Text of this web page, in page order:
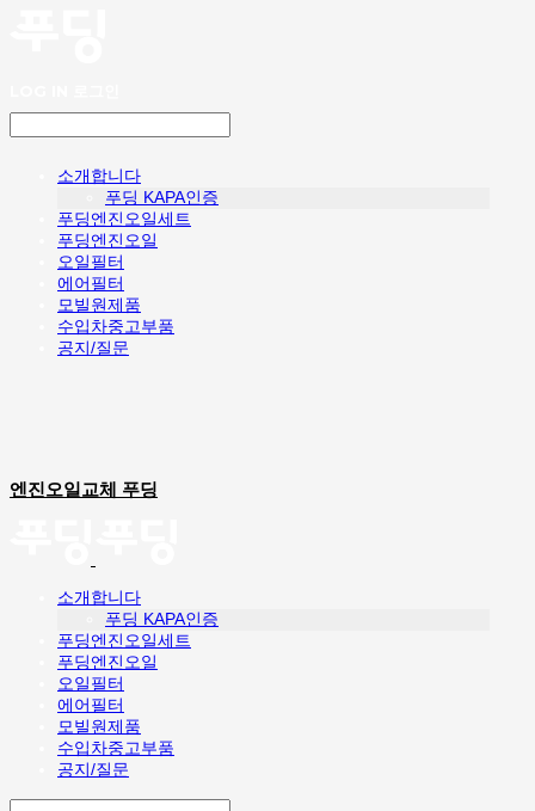
소개합니다
푸딩 KAPA인증
푸딩엔진오일세트
푸딩엔진오일
오일필터
에어필터
모빌원제품
수입차중고부품
공지/질문
엔진오일교체 푸딩
소개합니다
푸딩 KAPA인증
푸딩엔진오일세트
푸딩엔진오일
오일필터
에어필터
모빌원제품
수입차중고부품
공지/질문